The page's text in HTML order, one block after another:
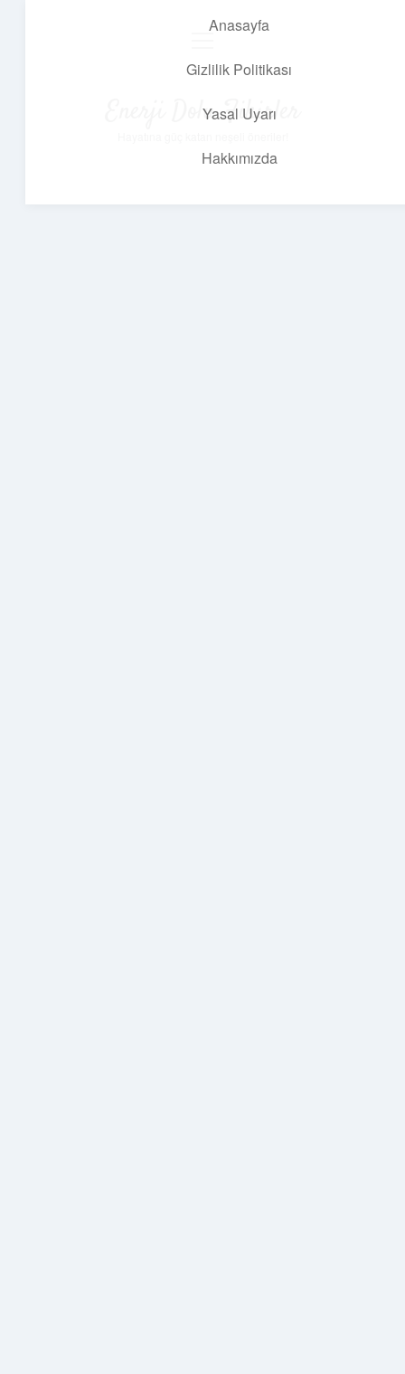
Anasayfa
Gizlilik Politikası
Yasal Uyarı
Hakkımızda
Enerji Dolu Fikirler